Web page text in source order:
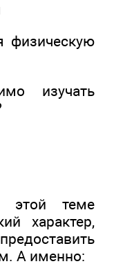
физическую
изучать
этой теме
характер,
А именно: